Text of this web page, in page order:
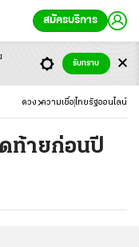
สมัครบริการ
ดวง ความเชื่อ ไทยรัฐออนไลน์
ท้ายก่อนปี
รับทราบ